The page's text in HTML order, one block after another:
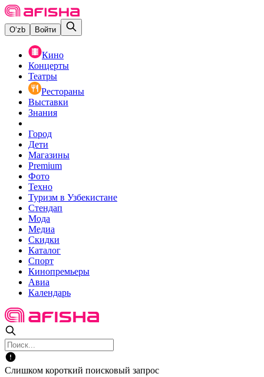
O‘zb Войти
Кино
Концерты
Театры
Рестораны
Выставки
Знания
Город
Дети
Магазины
Premium
Фото
Техно
Туризм в Узбекистане
Стендап
Мода
Медиа
Скидки
Каталог
Спорт
Кинопремьеры
Авиа
Календарь
Слишком короткий поисковый запрос